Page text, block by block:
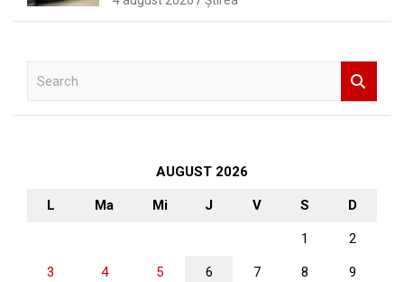
AUGUST 2026
L Ma Mi J V S D
1 2
3 4 5 6 7 8 9